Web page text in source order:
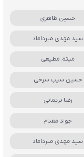
حسین طاهری
سید مهدی میرداماد
میثم مطیعی
حسین سیب سرخی
رضا نریمانی
جواد مقدم
سید مهدی میرداماد